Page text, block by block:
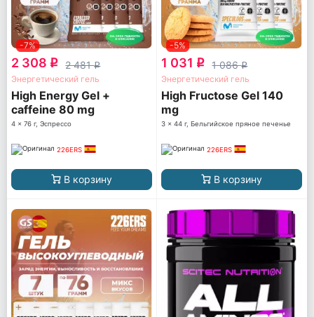
-7%
2 308 q 2 481q
Энергетический гель
High Energy Gel +
caffeine 80 mg
4 x 76 г, Эспрессо
226ERS
В корзину
-5%
1 031 q 1 086q
Энергетический гель
High Fructose Gel 140
mg
3 x 44 г, Бельгийское пряное печенье
226ERS
В корзину